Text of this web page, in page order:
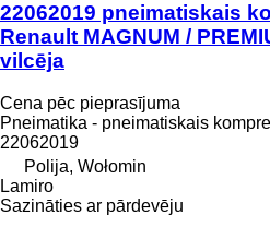
22062019 pneimatiskais
Renault MAGNUM /
vilcēja
Cena pēc pieprasījuma
Pneimatika - pneimatiskais
22062019
Polija, Wołomin
Lamiro
Sazināties ar pārdevēju